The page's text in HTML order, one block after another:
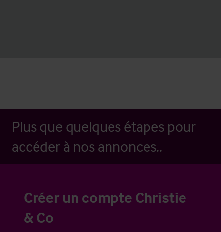
Plus que quelques étapes pour
accéder à nos annonces..
Créer un compte Christie
& Co